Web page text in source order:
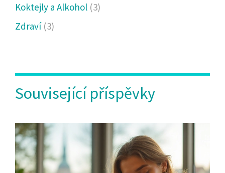
Koktejly a Alkohol (3)
Zdraví (3)
Související příspěvky